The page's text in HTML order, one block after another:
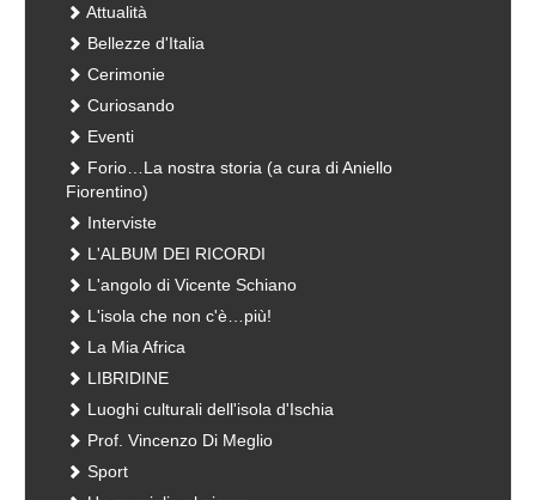
Attualità
Bellezze d'Italia
Cerimonie
Curiosando
Eventi
Forio…La nostra storia (a cura di Aniello
Fiorentino)
Interviste
L'ALBUM DEI RICORDI
L'angolo di Vicente Schiano
L'isola che non c'è…più!
La Mia Africa
LIBRIDINE
Luoghi culturali dell'isola d'Ischia
Prof. Vincenzo Di Meglio
Sport